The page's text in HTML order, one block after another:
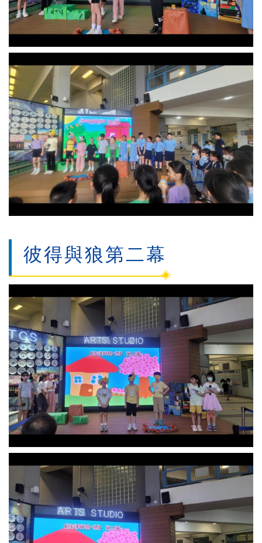
彼得與狼第二幕